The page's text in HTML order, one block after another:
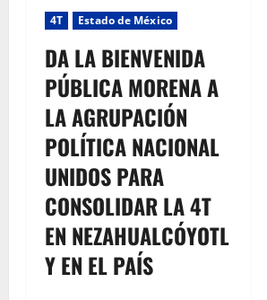
4T Estado de México
DA LA BIENVENIDA
PÚBLICA MORENA A
LA AGRUPACIÓN
POLÍTICA NACIONAL
UNIDOS PARA
CONSOLIDAR LA 4T
EN NEZAHUALCÓYOTL
Y EN EL PAÍS